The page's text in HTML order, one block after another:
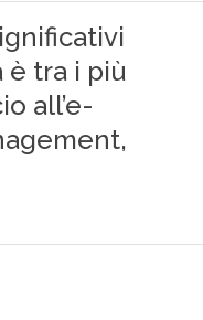
è tra i più
all’e-